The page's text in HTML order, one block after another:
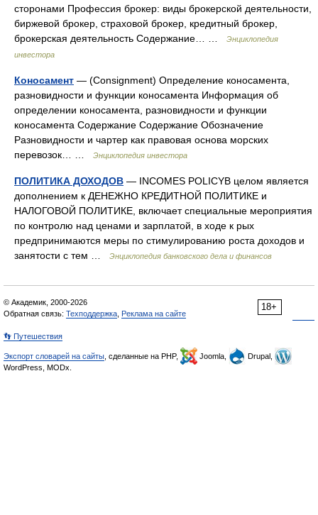
сторонами Профессия брокер: виды брокерской деятельности,
биржевой брокер, страховой брокер, кредитный брокер,
брокерская деятельность Содержание… …
Энциклопедия
инвестора
Коносамент — (Consignment) Определение коносамента,
разновидности и функции коносамента Информация об
определении коносамента, разновидности и функции
коносамента Содержание Содержание Обозначение
Разновидности и чартер как правовая основа морских
перевозок… …
Энциклопедия инвестора
ПОЛИТИКА ДОХОДОВ — INCOMES POLICYВ целом является
дополнением к ДЕНЕЖНО КРЕДИТНОЙ ПОЛИТИКЕ и
НАЛОГОВОЙ ПОЛИТИКЕ, включает специальные мероприятия
по контролю над ценами и зарплатой, в ходе к рых
предпринимаются меры по стимулированию роста доходов и
занятости с тем …
Энциклопедия банковского дела и финансов
18+
© Академик, 2000-2026
Обратная связь: Техподдержка Реклама на сайте
👣 Путешествия
Экспорт словарей на сайты , сделанные на PHP, Joomla,
Drupal,
WordPress, MODx.